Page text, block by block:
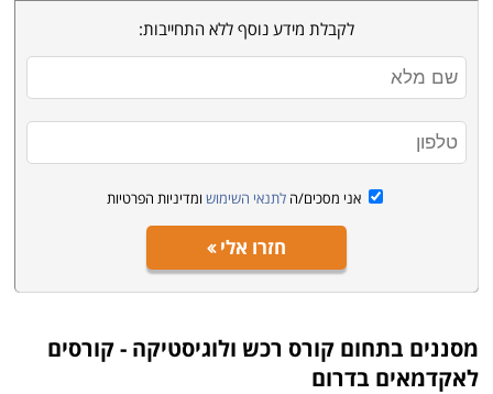
לקבלת מידע נוסף ללא התחייבות:
אני מסכים/ה לתנאי השימוש ומדיניות הפרטיות
חזרו אלי
מסננים בתחום קורס רכש ולוגיסטיקה - קורסים
לאקדמאים בדרום